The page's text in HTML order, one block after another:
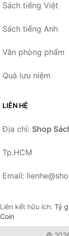
Sách tiếng Việt
Sách tiếng Anh
Văn phòng phẩm
Quà lưu niệm
LIÊN HỆ
Địa chỉ: Shop
Tp.HCM
Email:
Liên kết hữu ích: Tỷ
Coin